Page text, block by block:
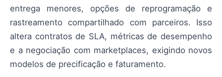
entrega menores, opções de reprogramação e
rastreamento compartilhado com parceiros. Isso
altera contratos de SLA, métricas de desempenho
e a negociação com marketplaces, exigindo novos
modelos de precificação e faturamento.